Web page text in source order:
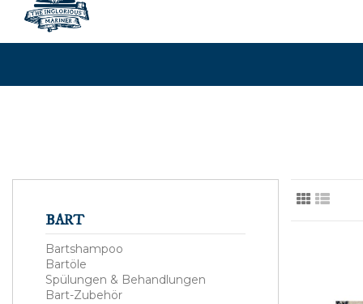
BART
Bartshampoo
Bartöle
Spülungen & Behandlungen
Bart-Zubehör